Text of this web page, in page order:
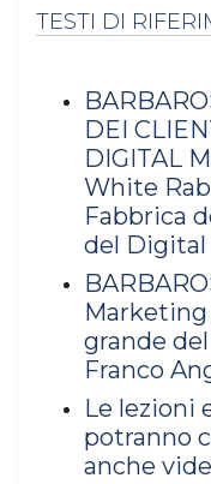
TESTI DI
DEI
DIGITAL
White
Fabbrica
del
Marketing
grande
Franco
Le lezioni
potranno
anche